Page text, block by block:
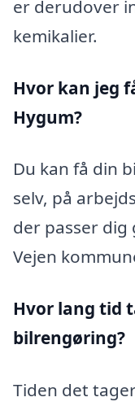
er derudover
kemikalier.
Hvor kan jeg
Hygum?
Du kan få din
selv, på
der passer dig
Vejen
Hvor lang tid
bilrengøring?
Tiden det